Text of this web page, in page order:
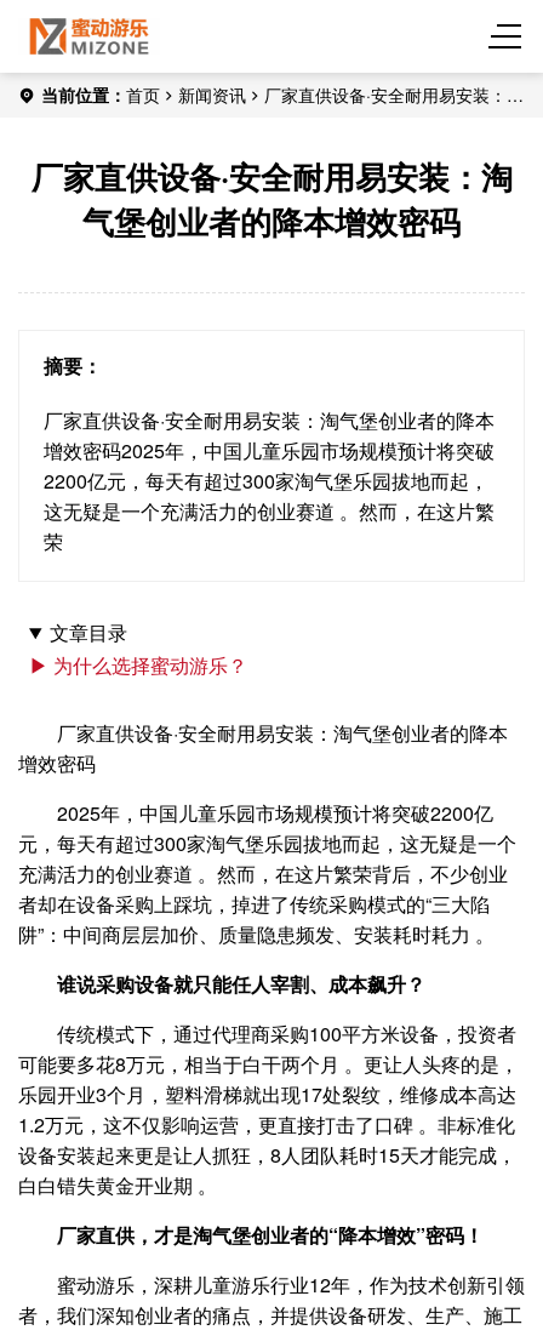
当前位置： 首页 新闻资讯
厂家直供设备·安全耐用易安装：淘
厂家直供设备·安全耐用易安装：淘
气堡创业者的降本增效密码
摘要：
厂家直供设备·安全耐用易安装：淘气堡创业者的降本
增效密码2025年，中国儿童乐园市场规模预计将突破
2200亿元，每天有超过300家淘气堡乐园拔地而起，
这无疑是一个充满活力的创业赛道 。然而，在这片繁
荣
文章目录
▶ 为什么选择蜜动游乐？
厂家直供设备·安全耐用易安装：淘气堡创业者的降本
增效密码
2025年，中国儿童乐园市场规模预计将突破2200亿
元，每天有超过300家淘气堡乐园拔地而起，这无疑是一个
充满活力的创业赛道 。然而，在这片繁荣背后，不少创业
者却在设备采购上踩坑，掉进了传统采购模式的“三大陷
阱”：中间商层层加价、质量隐患频发、安装耗时耗力 。
谁说采购设备就只能任人宰割、成本飙升？
传统模式下，通过代理商采购100平方米设备，投资者
可能要多花8万元，相当于白干两个月 。更让人头疼的是，
乐园开业3个月，塑料滑梯就出现17处裂纹，维修成本高达
1.2万元，这不仅影响运营，更直接打击了口碑 。非标准化
设备安装起来更是让人抓狂，8人团队耗时15天才能完成，
白白错失黄金开业期 。
厂家直供，才是淘气堡创业者的“降本增效”密码！
蜜动游乐，深耕儿童游乐行业12年，作为技术创新引领
者，我们深知创业者的痛点，并提供设备研发、生产、施工